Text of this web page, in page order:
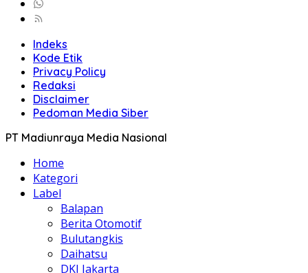
Indeks
Kode Etik
Privacy Policy
Redaksi
Disclaimer
Pedoman Media Siber
PT Madiunraya Media Nasional
Home
Kategori
Label
Balapan
Berita Otomotif
Bulutangkis
Daihatsu
DKI Jakarta